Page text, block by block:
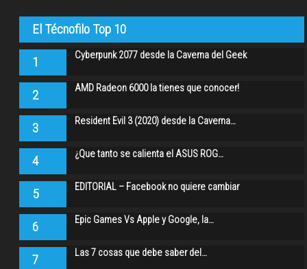
El Técnofilo Top 10
1 Cyberpunk 2077 desde la Caverna del Geek
2 AMD Radeon 6000 la tienes que conocer!
3 Resident Evil 3 (2020) desde la Caverna…
4 ¿Que tanto se calienta el ASUS ROG…
5 EDITORIAL – Facebook no quiere cambiar
6 Epic Games Vs Apple y Google, la…
7 Las 7 cosas que debe saber del…